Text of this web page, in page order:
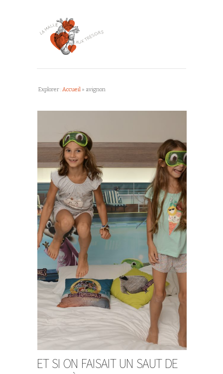
Explorer :Accueil » avignon
ET SI ON FAISAIT UN SAUT DE